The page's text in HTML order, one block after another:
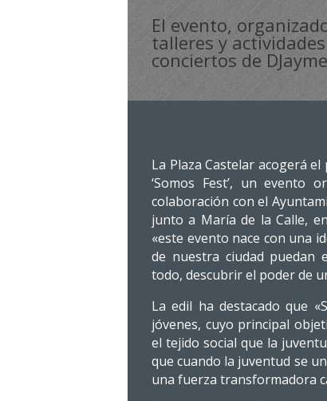
El evento,
talleres y
conciertos de
La Plaza Castelar acogerá
‘Somos Fest’, un evento
colaboración con el
junto a María de la Calle,
«este evento nace con una
de nuestra ciudad puedan
todo, descubrir el poder de
La edil ha destacado que
jóvenes, cuyo principal
el tejido social que la
que cuando la juventud se
una fuerza transformadora